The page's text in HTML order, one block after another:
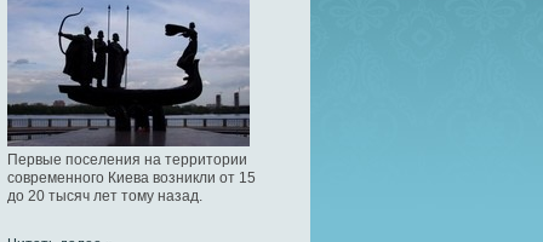
Первые поселения на территории
современного Киева возникли от 15
до 20 тысяч лет тому назад.